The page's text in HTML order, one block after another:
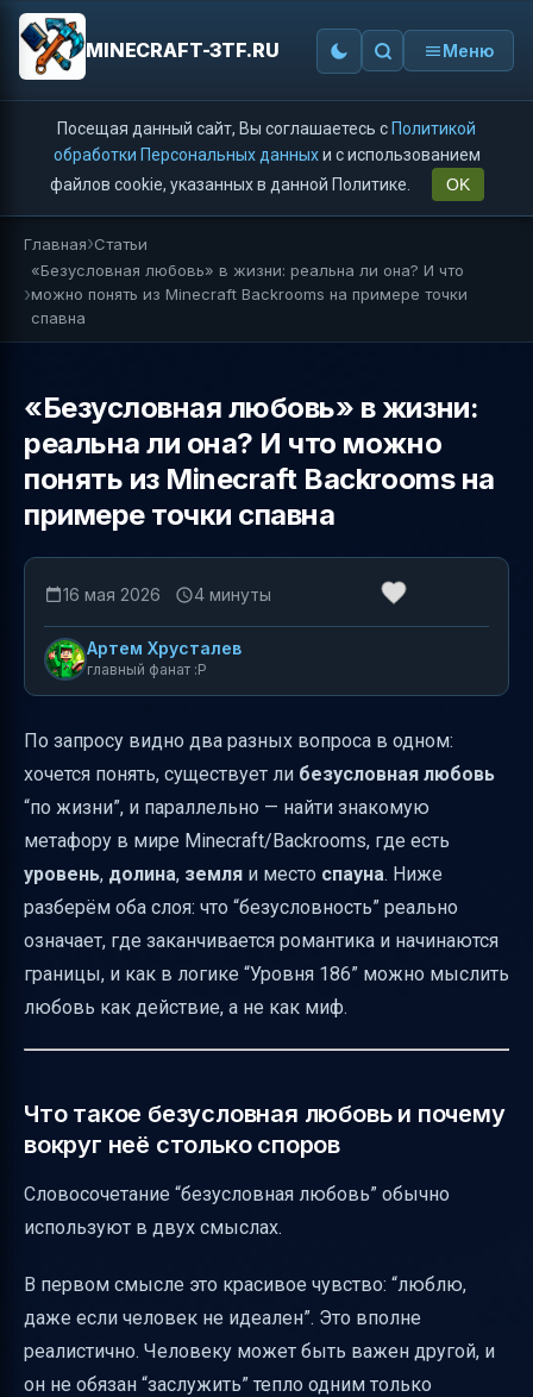
MINECRAFT-3TF.RU Меню
Посещая данный сайт, Вы соглашаетесь с Политикой
обработки Персональных данныхи с использованием
файлов cookie, указанных в данной Политике.
OK
Главная Статьи
«Безусловная любовь» в жизни: реальна ли она? И что
можно понять из Minecraft Backrooms на примере точки
спавна
«Безусловная любовь» в жизни:
реальна ли она? И что можно
понять из Minecraft Backrooms на
примере точки спавна
16 мая 2026 4 минуты
Артем Хрусталев
главный фанат :P
По запросу видно два разных вопроса в одном:
хочется понять, существует ли безусловная любовь
“по жизни”, и параллельно — найти знакомую
метафору в мире Minecraft/Backrooms, где есть
уровень, долина, земля и место спауна. Ниже
разберём оба слоя: что “безусловность” реально
означает, где заканчивается романтика и начинаются
границы, и как в логике “Уровня 186” можно мыслить
любовь как действие, а не как миф.
Что такое безусловная любовь и почему
вокруг неё столько споров
Словосочетание “безусловная любовь” обычно
используют в двух смыслах.
В первом смысле это красивое чувство: “люблю,
даже если человек не идеален”. Это вполне
реалистично. Человеку может быть важен другой, и
он не обязан “заслужить” тепло одним только